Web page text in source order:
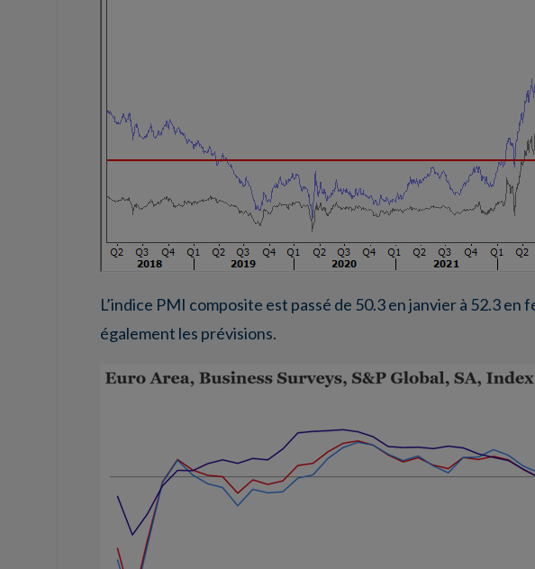
L’indice PMI composite est passé de 50.3 en janvier à 52.3
également les prévisions.